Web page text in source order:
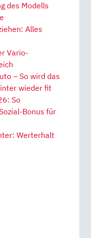
des Modells
Alles
Vario-
– So wird das
wieder fit
So
Bonus für
Werterhalt